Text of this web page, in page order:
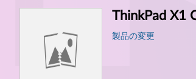
ThinkPad X1
製品の変更